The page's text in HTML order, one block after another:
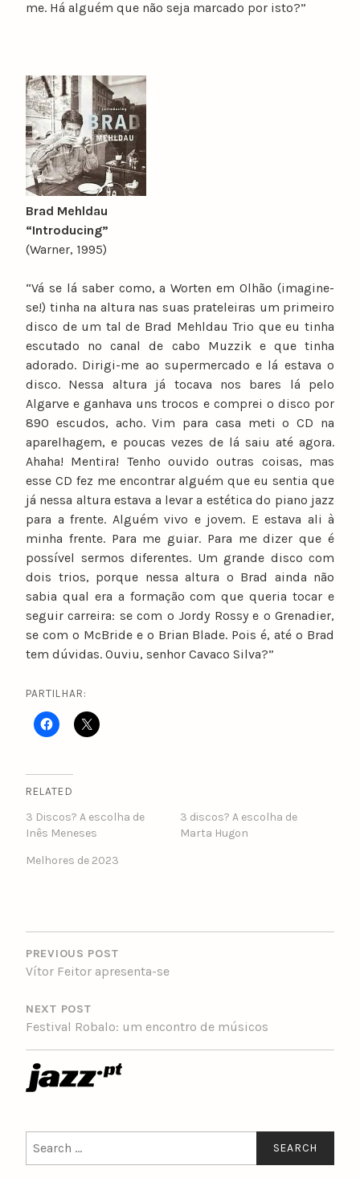
me. Há alguém que não seja marcado por isto?”
Brad Mehldau
“Introducing”
(Warner, 1995)
“Vá se lá saber como, a Worten em Olhão (imagine-
se!) tinha na altura nas suas prateleiras um primeiro
disco de um tal de Brad Mehldau Trio que eu tinha
escutado no canal de cabo Muzzik e que tinha
adorado. Dirigi-me ao supermercado e lá estava o
disco. Nessa altura já tocava nos bares lá pelo
Algarve e ganhava uns trocos e comprei o disco por
890 escudos, acho. Vim para casa meti o CD na
aparelhagem, e poucas vezes de lá saiu até agora.
Ahaha! Mentira! Tenho ouvido outras coisas, mas
esse CD fez me encontrar alguém que eu sentia que
já nessa altura estava a levar a estética do piano jazz
para a frente. Alguém vivo e jovem. E estava ali à
minha frente. Para me guiar. Para me dizer que é
possível sermos diferentes. Um grande disco com
dois trios, porque nessa altura o Brad ainda não
sabia qual era a formação com que queria tocar e
seguir carreira: se com o Jordy Rossy e o Grenadier,
se com o McBride e o Brian Blade. Pois é, até o Brad
tem dúvidas. Ouviu, senhor Cavaco Silva?”
PARTILHAR:
RELATED
3 Discos? A escolha de
Inês Meneses
3 discos? A escolha de
Marta Hugon
Melhores de 2023
POST
NAVIGATION
PREVIOUS POST
Vítor Feitor apresenta-se
NEXT POST
Festival Robalo: um encontro de músicos
for: